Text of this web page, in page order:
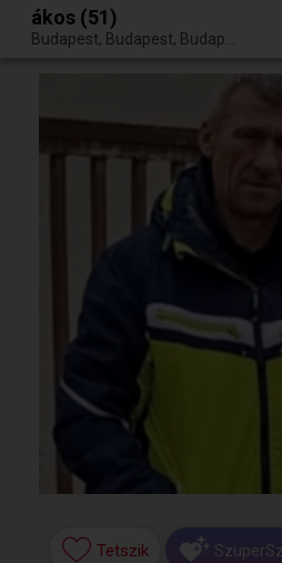
Egy jó randiból bármi lehet.
ákos (51)
Tetszik